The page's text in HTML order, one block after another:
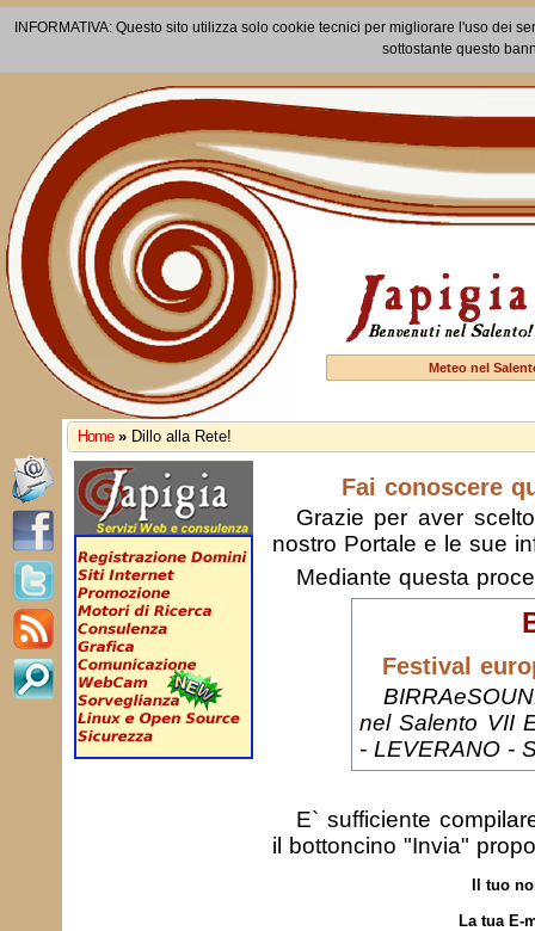
INFORMATIVA: Questo sito utilizza solo cookie tecnici per migliorare l'uso dei
sottostante questo
Meteo nel
Home » Dillo alla Rete!
Fai conoscere
Grazie per aver
nostro Portale e le sue
Mediante questa
Festival
nel Salento VII
- LEVERANO -
E` sufficiente
il bottoncino "Invia"
Il tuo
La tua E-